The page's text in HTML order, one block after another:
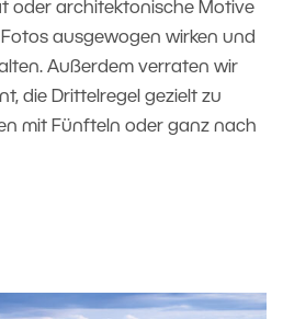
oder architektonische Motive
ausgewogen wirken und
Außerdem verraten wir
die Drittelregel gezielt zu
mit Fünfteln oder ganz nach